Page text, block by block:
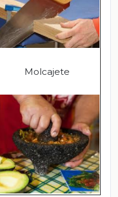
Molcajete